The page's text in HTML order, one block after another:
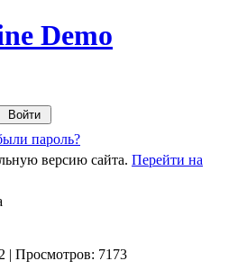
Demo
пароль?
версию сайта. Перейти на
| Просмотров: 7173